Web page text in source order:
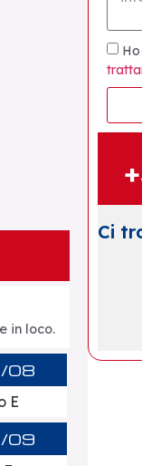
in loco.
08
E
09
Ci